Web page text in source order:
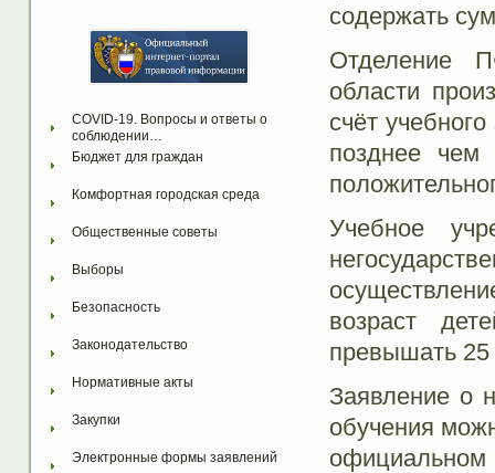
COVID-19. Вопросы и ответы о
соблюдении…
Бюджет для граждан
Комфортная городская среда
Общественные советы
Выборы
Безопасность
Законодательство
Нормативные акты
Закупки
Электронные формы заявлений
содержать
Отделение
области
счёт
позднее
Учебное
возраст
превышать 25
Заявление о
обучения